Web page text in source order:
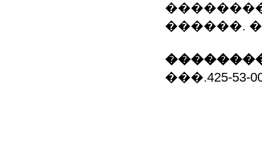
������.
���.425-